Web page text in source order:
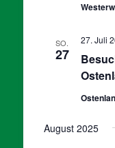
SO.
27
27. Juli
August 2025